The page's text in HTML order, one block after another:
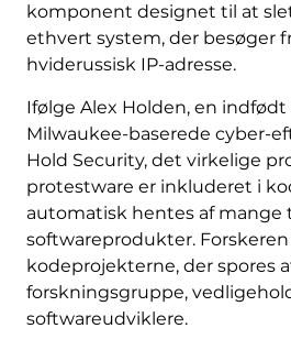
komponent designet til at
ethvert system, der besøger
hviderussisk IP-adresse.
Ifølge Alex Holden, en
Milwaukee-baserede cyber-
Hold Security, det virkelige
protestware er inkluderet i
automatisk hentes af mange
softwareprodukter.
kodeprojekterne, der spores
forskningsgruppe,
softwareudviklere.